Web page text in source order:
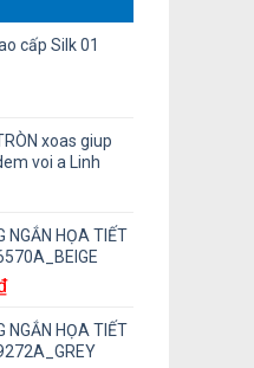
cấp Silk 01
xoas giup
voi a Linh
NGẮN HỌA TIẾT
NGẮN HỌA TIẾT